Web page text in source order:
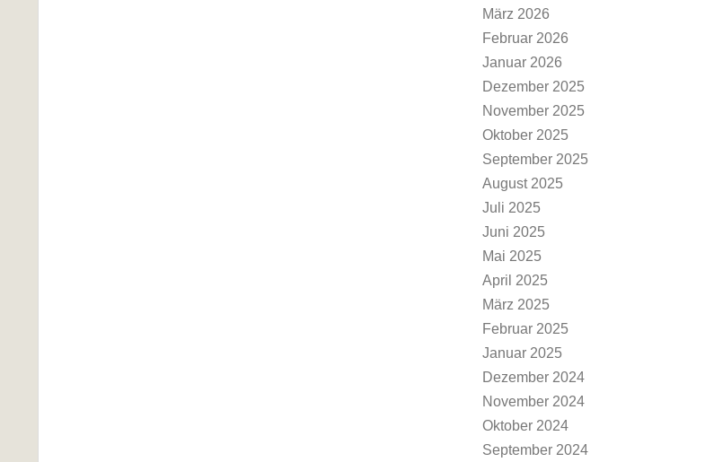
März 2026
Februar 2026
Januar 2026
Dezember 2025
November 2025
Oktober 2025
September 2025
August 2025
Juli 2025
Juni 2025
Mai 2025
April 2025
März 2025
Februar 2025
Januar 2025
Dezember 2024
November 2024
Oktober 2024
September 2024